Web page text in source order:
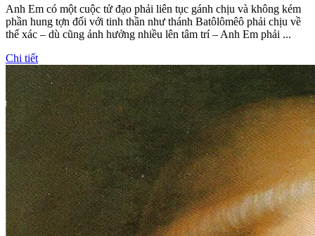
Anh Em có một cuộc tử đạo phải liên tục gánh chịu và không kém
phần hung tợn đối với tinh thần như thánh Batôlômêô phải chịu về
thể xác – dù cũng ảnh hưởng nhiều lên tâm trí – Anh Em phải ...
Chi tiết